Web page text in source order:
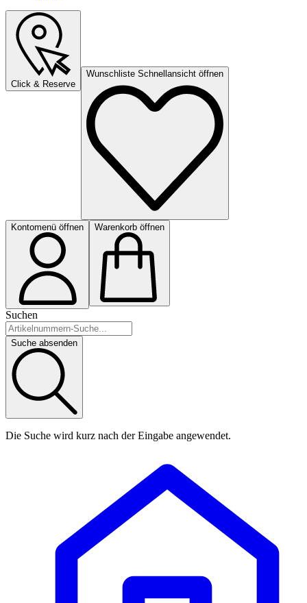
Click & Reserve
Wunschliste Schnellansicht öffnen
Kontomenü öffnen Warenkorb öffnen
Suchen
Suche absenden
Die Suche wird kurz nach der Eingabe angewendet.